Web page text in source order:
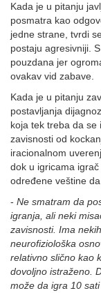
Kada je u pitanju
posmatra kao
jedne strane, tvrdi
postaju agresivniji.
pouzdana jer
ovakav vid zabave.
Kada je u pitanju
postavljanja
koja tek treba da se
zavisnosti od
iracionalnom
dok u igricama
određene veštine
- Ne smatram da
igranja, ali neki
zavisnosti. Ima
neurofiziološka
relativno slično kao
dovoljno istraženo.
može da igra 10